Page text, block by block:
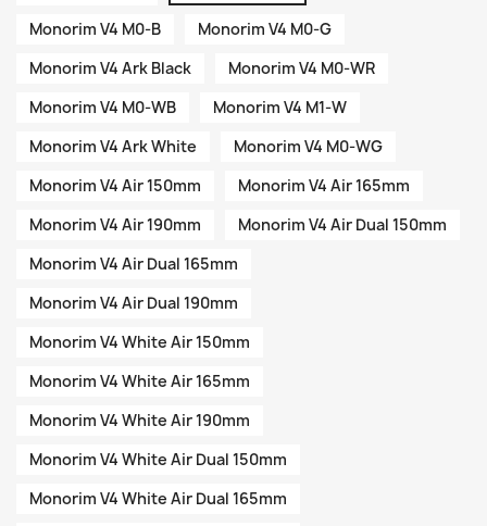
Monorim V4 M0-B
Monorim V4 M0-G
Monorim V4 Ark Black
Monorim V4 M0-WR
Monorim V4 M0-WB
Monorim V4 M1-W
Monorim V4 Ark White
Monorim V4 M0-WG
Monorim V4 Air 150mm
Monorim V4 Air 165mm
Monorim V4 Air 190mm
Monorim V4 Air Dual 150mm
Monorim V4 Air Dual 165mm
Monorim V4 Air Dual 190mm
Monorim V4 White Air 150mm
Monorim V4 White Air 165mm
Monorim V4 White Air 190mm
Monorim V4 White Air Dual 150mm
Monorim V4 White Air Dual 165mm